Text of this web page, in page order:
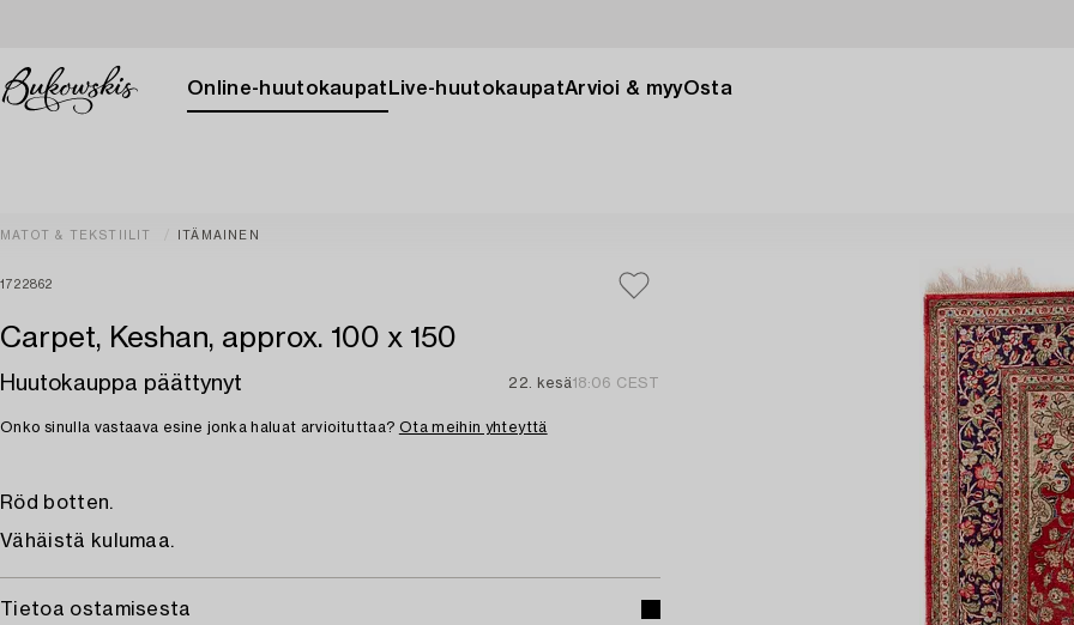
Online-huutokaupat Live-huutokaupatArvioi & myyOsta
MATOT & TEKSTIILIT ITÄMAINEN
1722862
Carpet, Keshan, approx. 100 x 150
Huutokauppa päättynyt 22. kesä18:06 CEST
Onko sinulla vastaava esine jonka haluat arvioituttaa? Ota meihin yhteyttä
Röd botten.
Vähäistä kulumaa.
Tietoa ostamisesta